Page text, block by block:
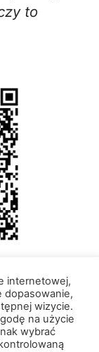
to
z
internetowej,
dopasowanie,
wizycie.
na użycie
wybrać